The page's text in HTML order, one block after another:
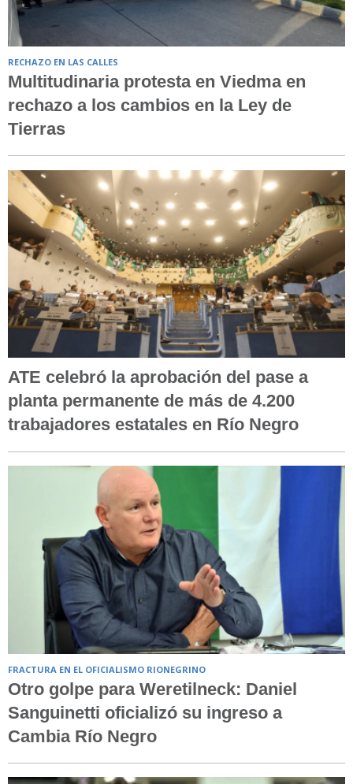
RECHAZO EN LAS CALLES
Multitudinaria protesta en Viedma en
rechazo a los cambios en la Ley de
Tierras
ATE celebró la aprobación del pase a
planta permanente de más de 4.200
trabajadores estatales en Río Negro
FRACTURA EN EL OFICIALISMO RIONEGRINO
Otro golpe para Weretilneck: Daniel
Sanguinetti oficializó su ingreso a
Cambia Río Negro